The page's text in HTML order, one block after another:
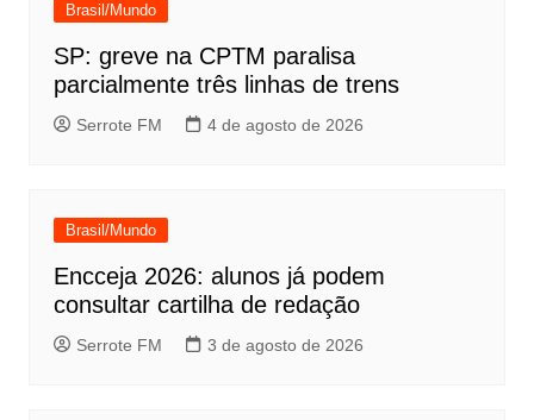
Brasil/Mundo
SP: greve na CPTM paralisa
parcialmente três linhas de trens
Serrote FM 4 de agosto de 2026
Brasil/Mundo
Encceja 2026: alunos já podem
consultar cartilha de redação
Serrote FM 3 de agosto de 2026